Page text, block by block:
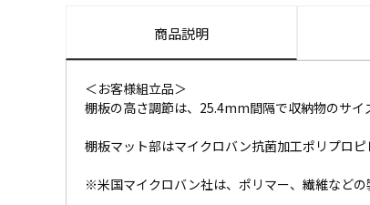
商品説明
＜お客様組立品＞
棚板の高さ調節は、25.4mm間隔で収納物のサイ
棚板マット部はマイクロバン抗菌加工ポリプロ
※米国マイクロバン社は、ポリマー、繊維などの